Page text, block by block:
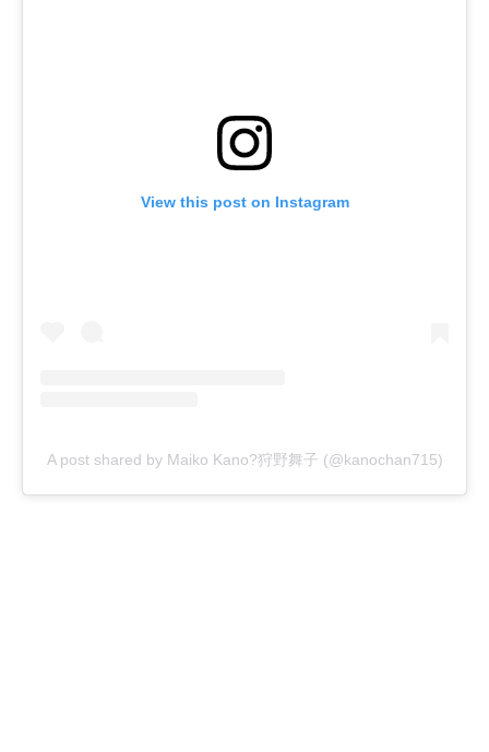
View this post on Instagram
A post shared by Maiko Kano?狩野舞子 (@kanochan715)